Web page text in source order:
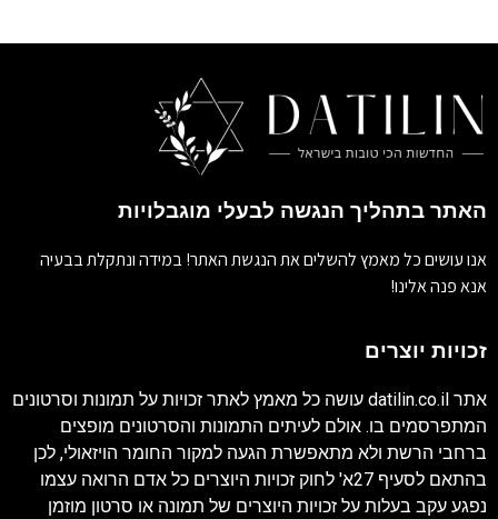
האתר בתהליך הנגשה לבעלי מוגבלויות
אנו עושים כל מאמץ להשלים את הנגשת האתר! במידה ונתקלת בבעיה
אנא פנה אלינו!
זכויות יוצרים
אתר datilin.co.il עושה כל מאמץ לאתר זכויות על תמונות וסרטונים
המתפרסמים בו. אולם לעיתים התמונות והסרטונים מופצים
ברחבי הרשת ולא מתאפשרת הגעה למקור החומר הויזאולי, לכן
בהתאם לסעיף 27א' לחוק זכויות היוצרים כל אדם הרואה עצמו
נפגע עקב בעלות על זכויות היוצרים של תמונה או סרטון מוזמן